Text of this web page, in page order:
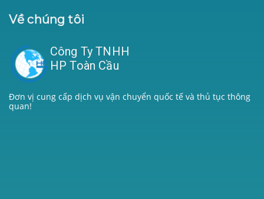
Về chúng tôi
Công Ty TNHH
HP Toàn Cầu
Đơn vị cung cấp dịch vụ vận chuyển quốc tế và thủ tục thông
quan!